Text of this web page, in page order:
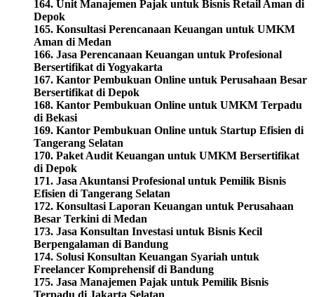
164. Unit Manajemen Pajak untuk Bisnis Retail Aman di
Depok
165. Konsultasi Perencanaan Keuangan untuk UMKM
Aman di Medan
166. Jasa Perencanaan Keuangan untuk Profesional
Bersertifikat di Yogyakarta
167. Kantor Pembukuan Online untuk Perusahaan Besar
Bersertifikat di Depok
168. Kantor Pembukuan Online untuk UMKM Terpadu
di Bekasi
169. Kantor Pembukuan Online untuk Startup Efisien di
Tangerang Selatan
170. Paket Audit Keuangan untuk UMKM Bersertifikat
di Depok
171. Jasa Akuntansi Profesional untuk Pemilik Bisnis
Efisien di Tangerang Selatan
172. Konsultasi Laporan Keuangan untuk Perusahaan
Besar Terkini di Medan
173. Jasa Konsultan Investasi untuk Bisnis Kecil
Berpengalaman di Bandung
174. Solusi Konsultan Keuangan Syariah untuk
Freelancer Komprehensif di Bandung
175. Jasa Manajemen Pajak untuk Pemilik Bisnis
Terpadu di Jakarta Selatan